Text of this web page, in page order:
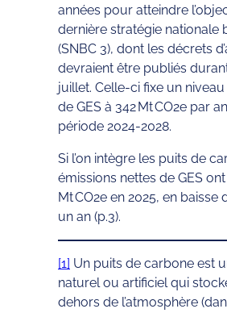
années pour atteindre
dernière stratégie nationale
(SNBC 3), dont les décrets
devraient être publiés
juillet. Celle-ci fixe un niveau
de GES à 342 Mt CO2e par
période 2024-2028.
Si l’on intègre les puits de
émissions nettes de GES
Mt CO2e en 2025, en baisse
un an (p.3).
[1] Un puits de carbone est
naturel ou artificiel qui
dehors de l’atmosphère